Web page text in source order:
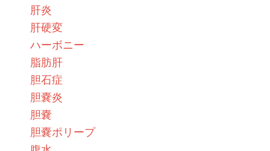
肝炎
肝硬変
ハーボニー
脂肪肝
胆石症
胆嚢炎
胆嚢
胆嚢ポリープ